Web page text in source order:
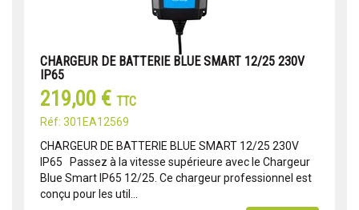
CHARGEUR DE BATTERIE BLUE SMART 12/25 230V
IP65
219,00 € TTC
Réf: 301EA12569
CHARGEUR DE BATTERIE BLUE SMART 12/25 230V
IP65 Passez à la vitesse supérieure avec le Chargeur
Blue Smart IP65 12/25. Ce chargeur professionnel est
conçu pour les util...